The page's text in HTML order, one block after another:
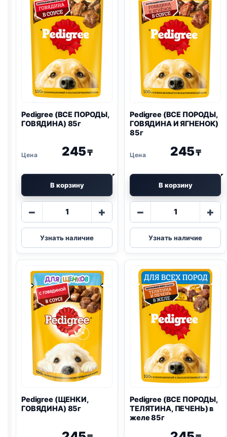
Pedigree (ВСЕ ПОРОДЫ,
ГОВЯДИНА) 85г
245₸
В корзину
−
Количество
Pedigree
(ВСЕ
ПОРОДЫ,
85г
+
Узнать наличие
Pedigree (ВСЕ ПОРОДЫ,
ГОВЯДИНА И ЯГНЕНОК)
85г
245₸
В корзину
−
Количество
Pedigree
(ВСЕ
ПОРОДЫ,
И
ЯГНЕНОК)
85г
+
Узнать наличие
Pedigree (ЩЕНКИ,
ГОВЯДИНА) 85г
Pedigree (ВСЕ ПОРОДЫ,
ТЕЛЯТИНА, ПЕЧЕНЬ) в
желе 85г